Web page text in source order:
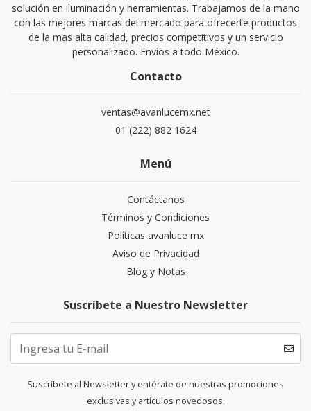
solución en iluminación y herramientas. Trabajamos de la mano
con las mejores marcas del mercado para ofrecerte productos
de la mas alta calidad, precios competitivos y un servicio
personalizado. Envíos a todo México.
Contacto
ventas@avanlucemx.net
01 (222) 882 1624
Menú
Contáctanos
Términos y Condiciones
Políticas avanluce mx
Aviso de Privacidad
Blog y Notas
Suscríbete a Nuestro Newsletter
Suscríbete al Newsletter y entérate de nuestras promociones
exclusivas y artículos novedosos.